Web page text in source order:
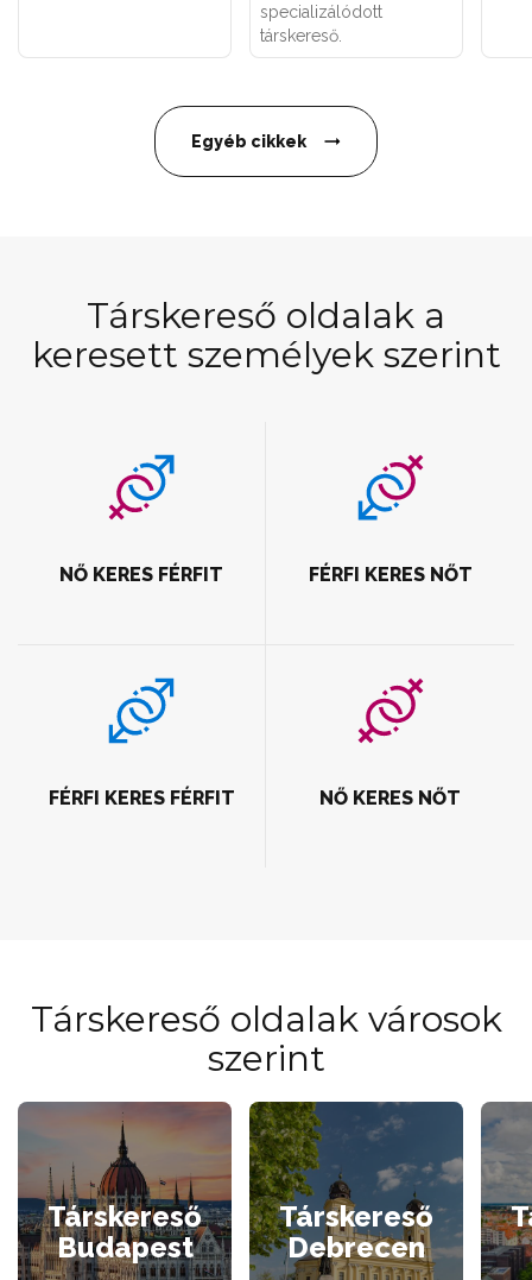
specializálódott
társkereső.
Egyéb cikkek
Társkereső oldalak a
keresett személyek szerint
NŐ KERES FÉRFIT FÉRFI KERES NŐT
FÉRFI KERES FÉRFIT NŐ KERES NŐT
Társkereső oldalak városok
szerint
Társkereső
Budapest
Társkereső
Debrecen